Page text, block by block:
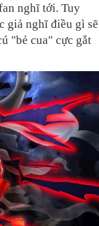
nghĩ tới. Tuy
giả nghĩ điều gì sẽ
"bẻ cua" cực gắt